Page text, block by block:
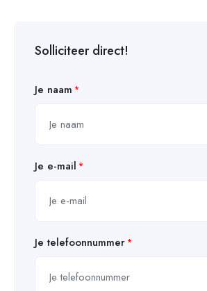
Solliciteer direct!
Je naam
Je e-mail
Je telefoonnummer